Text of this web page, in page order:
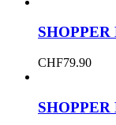
CHF79.90